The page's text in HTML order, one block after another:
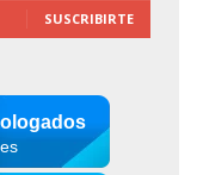
SUSCRIBIRTE